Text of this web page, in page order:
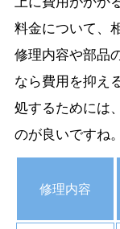
料金について、
修理内容や部品
なら費用を抑え
処するためには
のが良いですね。
修理内容